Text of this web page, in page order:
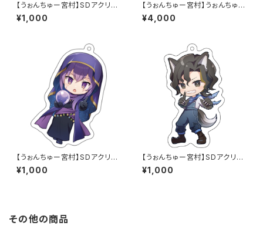
【うぉんちゅー宮村】SDアクリル
キーホルダー_Ayumi.（通常）
¥1,000
【うぉんちゅー宮村】うぉんちゅー
宮村リアルイベントTシャツ
¥4,000
【うぉんちゅー宮村】SDアクリル
キーホルダー_スナパイ（占い師）
¥1,000
【うぉんちゅー宮村】SDアクリル
キーホルダー_HYBRID SENSE
（人狼）
¥1,000
その他の商品